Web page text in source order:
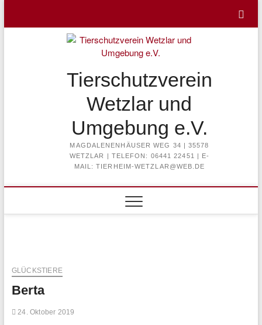
content
Tierschutzverein
Wetzlar und
Umgebung e.V.
MAGDALENENHÄUSER WEG 34 | 35578
WETZLAR | TELEFON: 06441 22451 | E-
MAIL: TIERHEIM-WETZLAR@WEB.DE
GLÜCKSTIERE
Berta
24. Oktober 2019